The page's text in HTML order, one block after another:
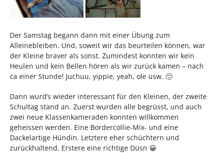
Der Samstag begann dann mit einer Übung zum
Alleinebleiben. Und, soweit wir das beurteilen können, war
der Kleine braver als sonst. Zumindest konnten wir kein
Heulen und kein Bellen hören als wir zurück kamen – nach
ca einer Stunde! Juchuu, yippie, yeah, ole usw. 🙂
Dann wurd’s wieder interessant für den Kleinen, der zweite
Schultag stand an. Zuerst wurden alle begrüsst, und auch
zwei neue Klassenkameraden konnten willkommen
geheissen werden. Eine Bordercollie-Mix- und eine
Dackelartige Hündin. Letztere eher schüchtern und
zurückhaltend, Erstere eine richtige Düsn 😀